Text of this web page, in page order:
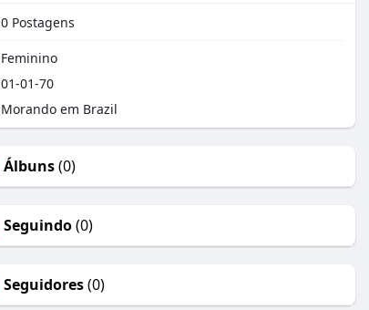
0 Postagens
Feminino
01-01-70
Morando em Brazil
Álbuns(0)
Seguindo(0)
Seguidores(0)